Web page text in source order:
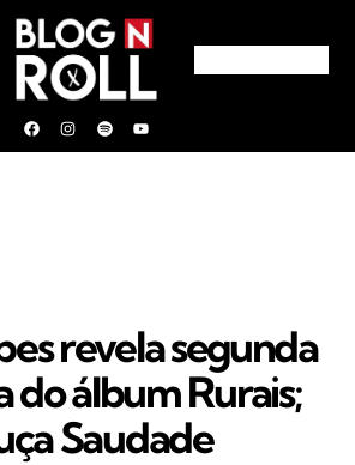
revela segunda
do álbum Rurais;
Saudade